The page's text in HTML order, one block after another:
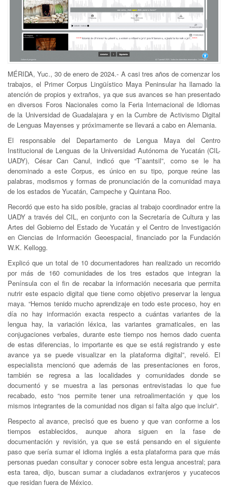
MÉRIDA, Yuc., 30 de enero de 2024.- A casi tres años de comenzar los
trabajos, el Primer Corpus Lingüístico Maya Peninsular ha llamado la
atención de propios y extraños, ya que sus avances se han presentado
en diversos Foros Nacionales como la Feria Internacional de Idiomas
de la Universidad de Guadalajara y en la Cumbre de Activismo Digital
de Lenguas Mayenses y próximamente se llevará a cabo en Alemania.
El responsable del Departamento de Lengua Maya del Centro
Institucional de Lenguas de la Universidad Autónoma de Yucatán (CIL-
UADY), César Can Canul, indicó que “T’aantsil”, como se le ha
denominado a este Corpus, es único en su tipo, porque reúne las
palabras, modismos y formas de pronunciación de la comunidad maya
de los estados de Yucatán, Campeche y Quintana Roo.
Recordó que esto ha sido posible, gracias al trabajo coordinador entre la
UADY a través del CIL, en conjunto con la Secretaría de Cultura y las
Artes del Gobierno del Estado de Yucatán y el Centro de Investigación
en Ciencias de Información Geoespacial, financiado por la Fundación
W.K. Kellogg.
Explicó que un total de 10 documentadores han realizado un recorrido
por más de 160 comunidades de los tres estados que integran la
Península con el fin de recabar la información necesaria que permita
nutrir este espacio digital que tiene como objetivo preservar la lengua
maya. “Hemos tenido mucho aprendizaje en todo este proceso, hoy en
día no hay información exacta respecto a cuántas variantes de la
lengua hay, la variación léxica, las variantes gramaticales, en las
conjugaciones verbales, durante este tiempo nos hemos dado cuenta
de estas diferencias, lo importante es que se está registrando y este
avance ya se puede visualizar en la plataforma digital”, reveló. El
especialista mencionó que además de las presentaciones en foros,
también se regresa a las localidades y comunidades donde se
documentó y se muestra a las personas entrevistadas lo que fue
recabado, esto “nos permite tener una retroalimentación y que los
mismos integrantes de la comunidad nos digan si falta algo que incluir”.
Respecto al avance, precisó que es bueno y que van conforme a los
tiempos establecidos, aunque ahora siguen en la fase de
documentación y revisión, ya que se está pensando en el siguiente
paso que sería sumar el idioma inglés a esta plataforma para que más
personas puedan consultar y conocer sobre esta lengua ancestral; para
esta tarea, dijo, buscan sumar a ciudadanos extranjeros y yucatecos
que residan fuera de México.